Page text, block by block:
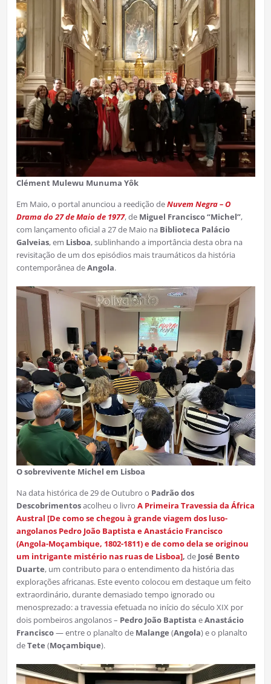
Clément Mulewu Munuma Yôk
Em Maio, o portal anunciou a reedição deNuvem Negra – O
Drama do 27 de Maio de 1977, de Miguel Francisco “Michel”,
com lançamento oficial a 27 de Maio na Biblioteca Palácio
Galveias, em Lisboa, sublinhando a importância desta obra na
revisitação de um dos episódios mais traumáticos da história
contemporânea deAngola.
O sobrevivente Michel em Lisboa
Na data histórica de 29 de Outubro o Padrão dos
Descobrimentosacolheu o livro A Primeira Travessia da África
Austral [De como se chegou à grande viagem dos luso-
angolanos Pedro João Baptista e Anastácio Francisco
(Angola-Moçambique, 1802-1811) e de como dela se originou
um intrigante mistério nas ruas de Lisboa], de José Bento
Duarte, um contributo para o entendimento da história das
explorações africanas. Este evento colocou em destaque um feito
extraordinário, durante demasiado tempo ignorado ou
menosprezado: a travessia efetuada no início do século XIX por
dois pombeiros angolanos – Pedro João Baptista eAnastácio
Francisco— entre o planalto de Malange (Angola) e o planalto
deTete (Moçambique).